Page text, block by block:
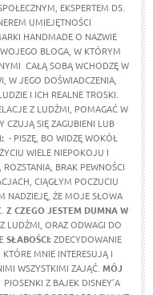
EKSPERTEM DS.
UMIEJĘTNOŚCI
HANDMADE O NAZWIE
BLOGA, W KTÓRYM
CAŁĄ SOBĄ WCHODZĘ W
W JEGO DOŚWIADCZENIA,
I ICH REALNE TROSKI.
Z LUDŹMI, POMAGAĆ W
CZUJĄ SIĘ ZAGUBIENI LUB
- PISZĘ, BO WIDZĘ WOKÓŁ
WIELE NIEPOKOJU I
BRAK PEWNOŚCI
CIĄGŁYM POCZUCIU
NADZIEJĘ, ŻE MOJE SŁOWA
Z CZEGO JESTEM DUMNA W
LUDŹMI, ORAZ ODWAGI DO
SŁABOŚCI:ZDECYDOWANIE
MNIE INTERESUJĄ I
WSZYSTKIMI ZAJĄĆ. MÓJ
PIOSENKI Z BAJEK DISNEY’A